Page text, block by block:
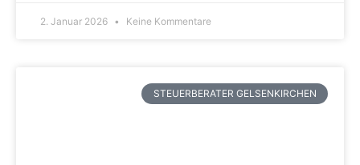
2. Januar 2026 Keine Kommentare
STEUERBERATER GELSENKIRCHEN